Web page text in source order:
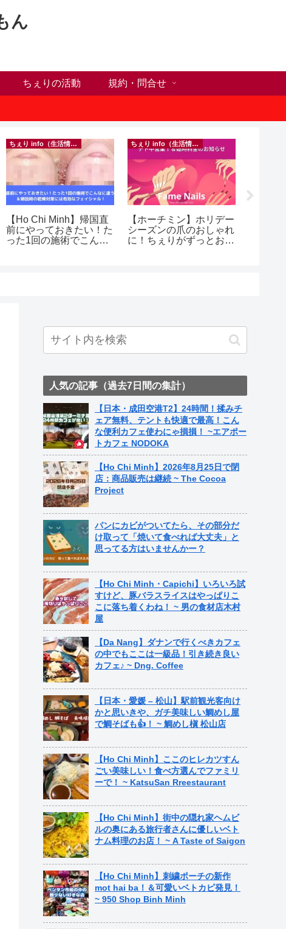
ん
ちぇりの活動 規約・問合せ
ちぇり info（生活情報）
【Ho Chi Minh】帰国直
前にやっておきたい！た
った1回の施術でこんな
ちぇり info（生活情報）
【ホーチミン】ホリデー
シーズンの爪のおしゃれ
に！ちぇりがずっとお世
人気の記事（過去7日間の集計）
【日本・成田空港T2】24時間！揉みチ
ェア無料、テントも快適で最高！こん
な便利カフェ使わにゃ損損！ ~エアポー
トカフェ NODOKA
【Ho Chi Minh】2026年8月25日で閉
店：商品販売は継続 ~ The Cocoa
Project
パンにカビがついてたら、その部分だ
け取って「焼いて食べれば大丈夫」と
思ってる方はいませんかー？
【Ho Chi Minh・Capichi】いろいろ試
すけど、豚バラスライスはやっぱりこ
こに落ち着くわね！ ~ 男の食材店木村
屋
【Da Nang】ダナンで行くべきカフェ
の中でもここは一級品！引き続き良い
カフェ♪ ~ Dng. Coffee
【日本・愛媛 – 松山】駅前観光客向け
かと思いきや、ガチ美味しい鯛めし屋
で鯛そばも👍！ ~ 鯛めし槇 松山店
【Ho Chi Minh】ここのヒレカツすん
ごい美味しい！食べ方選んでファミリ
ーで！ ~ KatsuSan Rreestaurant
【Ho Chi Minh】街中の隠れ家ヘムビ
ルの奥にある旅行者さんに優しいベト
ナム料理のお店！ ~ A Taste of Saigon
【Ho Chi Minh】刺繍ポーチの新作
mot hai ba！＆可愛いベトカピ発見！
~ 950 Shop Binh Minh